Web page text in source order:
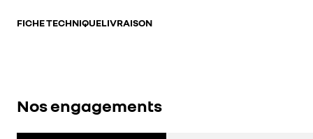
FICHE TECHNIQUELIVRAISON
Nos engagements